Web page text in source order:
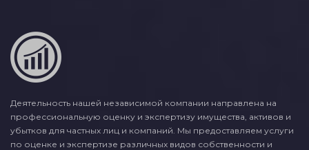
Деятельность нашей независимой компании направлена на
профессиональную оценку и экспертизу имущества, активов и
убытков для частных лиц и компаний. Мы предоставляем услуги
по оценке и экспертизе различных видов собственности и